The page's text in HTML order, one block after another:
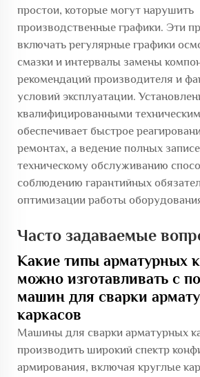
простои, которые могут нарушить
производственные графики. Эти
включать регулярные графики
смазки и интервалы замены
рекомендаций производителя и
условий эксплуатации.
квалифицированными
обеспечивает быстрое
ремонтах, а ведение полных
техническому обслуживанию
соблюдению гарантийных
оптимизации работы
Часто задаваемые
Какие типы арматурных
можно изготавливать с
машин для сварки
каркасов
Машины для сварки арматурных
производить широкий спектр
армирования, включая круглые